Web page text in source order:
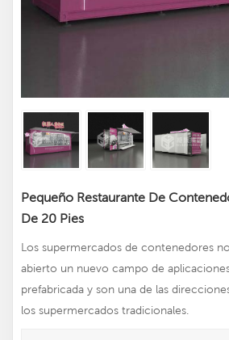
Pequeño Restaurante De
De 20 Pies
Los supermercados de contenedores
abierto un nuevo campo de
prefabricada y son una de las
los supermercados tradicionales.